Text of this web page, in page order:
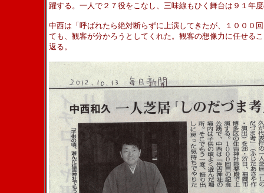
躍する。一人で２７役をこなし、三味線もひく舞台は９１年
中西は「呼ばれたら絶対断らずに上演してきたが、１０００
ても、観客が分かろうとしてくれた。観客の想像力に任せる
返る。